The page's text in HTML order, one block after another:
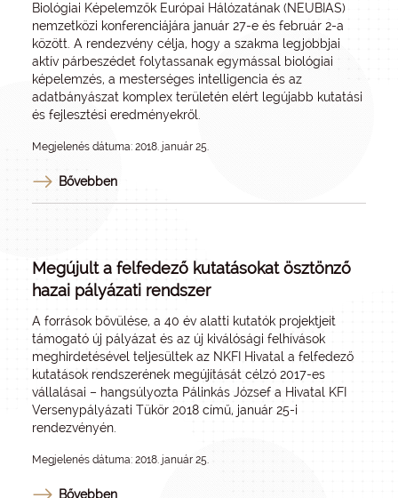
Biológiai Képelemzők Európai Hálózatának (NEUBIAS)
nemzetközi konferenciájára január 27-e és február 2-a
között. A rendezvény célja, hogy a szakma legjobbjai
aktív párbeszédet folytassanak egymással biológiai
képelemzés, a mesterséges intelligencia és az
adatbányászat komplex területén elért legújabb kutatási
és fejlesztési eredményekről.
Megjelenés dátuma: 2018. január 25.
Bővebben
Megújult a felfedező kutatásokat ösztönző
hazai pályázati rendszer
A források bővülése, a 40 év alatti kutatók projektjeit
támogató új pályázat és az új kiválósági felhívások
meghirdetésével teljesültek az NKFI Hivatal a felfedező
kutatások rendszerének megújítását célzó 2017-es
vállalásai – hangsúlyozta Pálinkás József a Hivatal KFI
Versenypályázati Tükör 2018 című, január 25-i
rendezvényén.
Megjelenés dátuma: 2018. január 25.
Bővebben